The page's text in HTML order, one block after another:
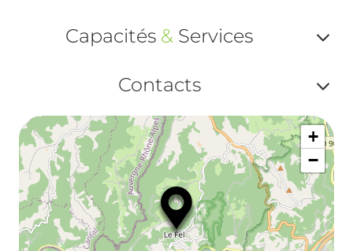
ou
Capacités & Services
ou
Contacts
ou
+
−